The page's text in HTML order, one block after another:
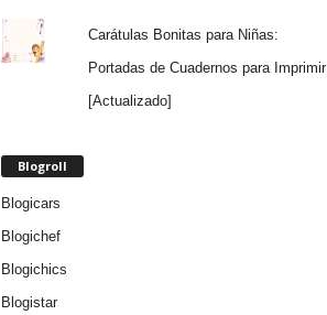
Carátulas Bonitas para Niñas:
Portadas de Cuadernos para Imprimir
[Actualizado]
Blogroll
Blogicars
Blogichef
Blogichics
Blogistar